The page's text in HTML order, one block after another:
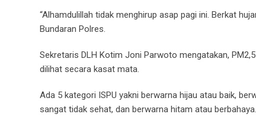
“Alhamdulillah tidak menghirup asap pagi ini. Berkat
Bundaran Polres.
Sekretaris DLH Kotim Joni Parwoto mengatakan,
dilihat secara kasat mata.
Ada 5 kategori ISPU yakni berwarna hijau atau baik,
sangat tidak sehat, dan berwarna hitam atau berbahaya.